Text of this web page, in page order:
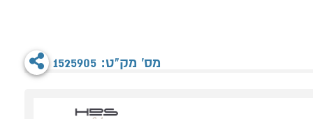
מס' מק"ט: 1525905